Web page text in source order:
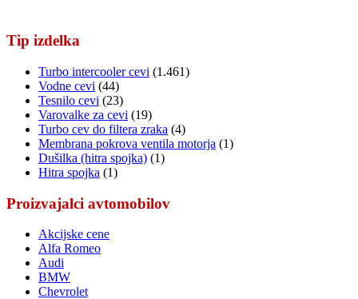
Tip izdelka
Turbo intercooler cevi (1.461)
Vodne cevi (44)
Tesnilo cevi (23)
Varovalke za cevi (19)
Turbo cev do filtera zraka (4)
Membrana pokrova ventila motorja (1)
Dušilka (hitra spojka) (1)
Hitra spojka (1)
Proizvajalci avtomobilov
Akcijske cene
Alfa Romeo
Audi
BMW
Chevrolet